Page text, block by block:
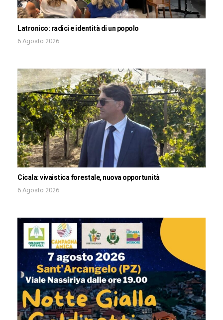
Latronico: radici e identità di un popolo
6 Agosto 2026
Cicala: vivaistica forestale, nuova opportunità
6 Agosto 2026